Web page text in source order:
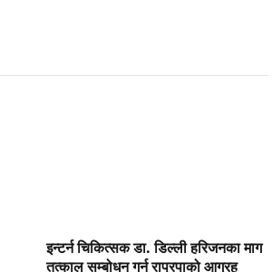
इन्टर्न चिकित्सक डा. डिल्ली हरिजनका माग
तत्काल सम्बोधन गर्न राप्रपाको आग्रह